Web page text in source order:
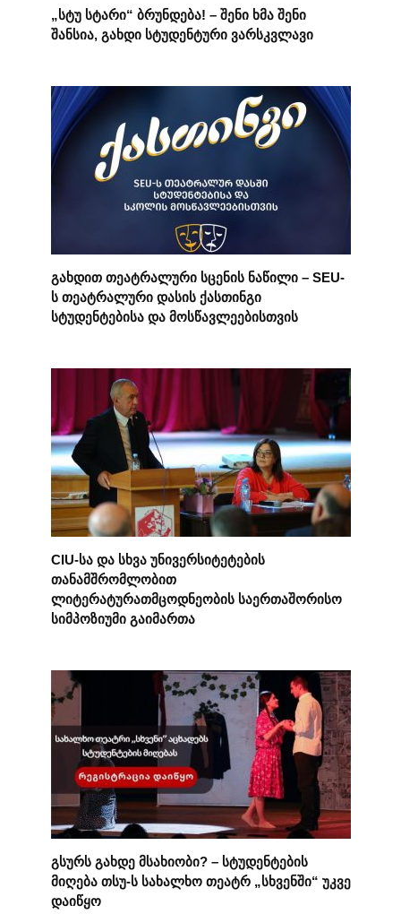
„სტუ სტარი“ ბრუნდება! – შენი ხმა შენი
შანსია, გახდი სტუდენტური ვარსკვლავი
გახდით თეატრალური სცენის ნაწილი – SEU-
ს თეატრალური დასის ქასთინგი
სტუდენტებისა და მოსწავლეებისთვის
CIU-სა და სხვა უნივერსიტეტების
თანამშრომლობით
ლიტერატურათმცოდნეობის საერთაშორისო
სიმპოზიუმი გაიმართა
გსურს გახდე მსახიობი? – სტუდენტების
მიღება თსუ-ს სახალხო თეატრ „სხვენში“ უკვე
დაიწყო